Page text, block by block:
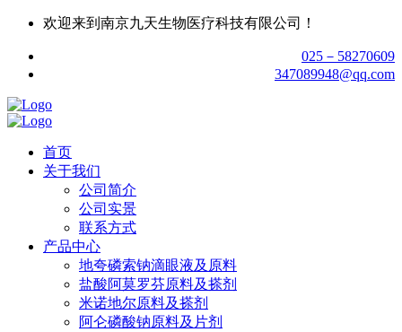
欢迎来到南京九天生物医疗科技有限公司！
025－58270609
347089948@qq.com
首页
关于我们
公司简介
公司实景
联系方式
产品中心
地夸磷索钠滴眼液及原料
盐酸阿莫罗芬原料及搽剂
米诺地尔原料及搽剂
阿仑磷酸钠原料及片剂